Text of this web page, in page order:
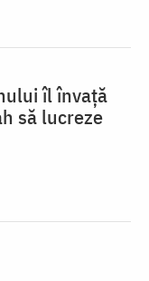
îl învață
să lucreze